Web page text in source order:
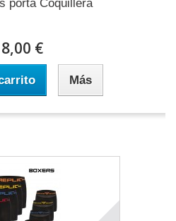
porta Coquillera
€
Más